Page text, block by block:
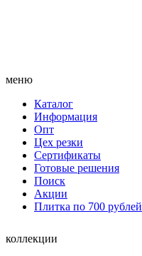
меню
Каталог
Информация
Опт
Цех резки
Сертификаты
Готовые решения
Поиск
Акции
Плитка по 700 рублей
коллекции